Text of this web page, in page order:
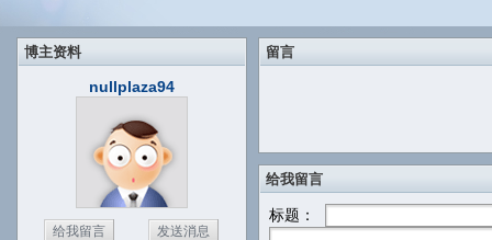
博主资料
nullplaza94
给我留言
发送消息
留言
给我留言
标题：